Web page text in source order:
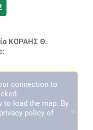
ΚΟΡΑΗΣ Θ.
connection to
to load the map. By
policy of